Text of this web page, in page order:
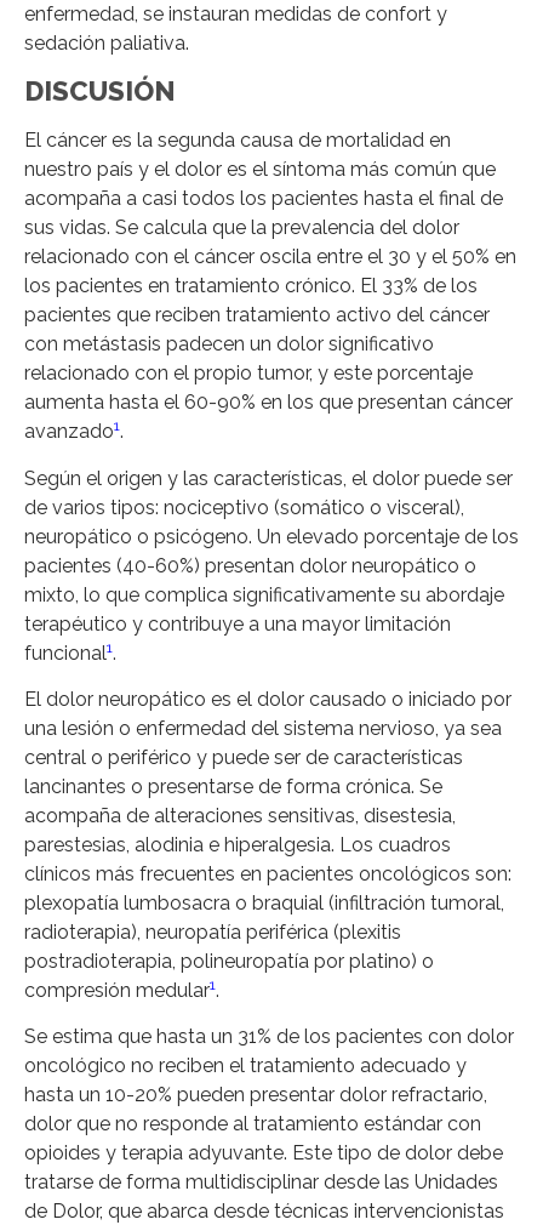
enfermedad, se instauran medidas de confort y
sedación paliativa.
DISCUSIÓN
El cáncer es la segunda causa de mortalidad en
nuestro país y el dolor es el síntoma más común que
acompaña a casi todos los pacientes hasta el final de
sus vidas. Se calcula que la prevalencia del dolor
relacionado con el cáncer oscila entre el 30 y el 50% en
los pacientes en tratamiento crónico. El 33% de los
pacientes que reciben tratamiento activo del cáncer
con metástasis padecen un dolor significativo
relacionado con el propio tumor, y este porcentaje
aumenta hasta el 60-90% en los que presentan cáncer
avanzado1.
Según el origen y las características, el dolor puede ser
de varios tipos: nociceptivo (somático o visceral),
neuropático o psicógeno. Un elevado porcentaje de los
pacientes (40-60%) presentan dolor neuropático o
mixto, lo que complica significativamente su abordaje
terapéutico y contribuye a una mayor limitación
funcional1.
El dolor neuropático es el dolor causado o iniciado por
una lesión o enfermedad del sistema nervioso, ya sea
central o periférico y puede ser de características
lancinantes o presentarse de forma crónica. Se
acompaña de alteraciones sensitivas, disestesia,
parestesias, alodinia e hiperalgesia. Los cuadros
clínicos más frecuentes en pacientes oncológicos son:
plexopatía lumbosacra o braquial (infiltración tumoral,
radioterapia), neuropatía periférica (plexitis
postradioterapia, polineuropatía por platino) o
compresión medular1.
Se estima que hasta un 31% de los pacientes con dolor
oncológico no reciben el tratamiento adecuado y
hasta un 10-20% pueden presentar dolor refractario,
dolor que no responde al tratamiento estándar con
opioides y terapia adyuvante. Este tipo de dolor debe
tratarse de forma multidisciplinar desde las Unidades
de Dolor, que abarca desde técnicas intervencionistas